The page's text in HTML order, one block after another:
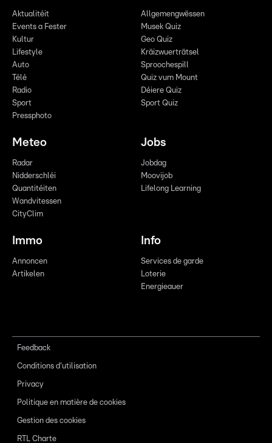
Aktualitéit
Events a Fester
Kultur
Lifestyle
Auto
Télé
Radio
Sport
Pressphoto
Allgemengwëssen
Musek Quiz
Geo Quiz
Kräizwuerträtsel
Sproochespill
Quiz vum Mount
Déiere Quiz
Sport Quiz
Meteo
Radar
Nidderschléi
Quantitéiten
Wandvitessen
CityClim
Jobs
Jobdag
Moovijob
Lifelong Learning
Immo
Annoncen
Artikelen
Info
Services de garde
Loterie
Energieauer
Feedback
Conditions d'utilisation
Privacy
Politique en matière de cookies
Gestion des cookies
RTL Charte